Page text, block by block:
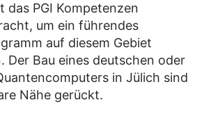
das PGI Kompetenzen
um ein führendes
auf diesem Gebiet
Der Bau eines deutschen oder
in Jülich sind
Nähe gerückt.